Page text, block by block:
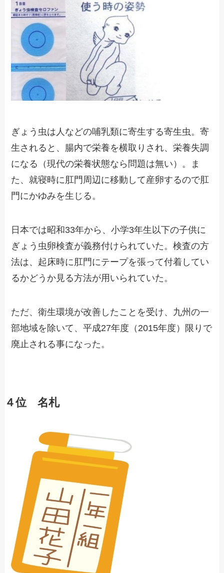
ぎょう虫は人などの哺乳類に寄生する寄生虫。寄
生されると、腸内で栄養を横取りされ、栄養失調
になる（現代の栄養状態なら問題は無い）。ま
た、就寝時に肛門周辺に移動して産卵するので肛
門にかゆみを生じる。
日本では昭和33年から、小学3年生以下の子供に
ぎょう虫卵検査が義務付けられていた。検査の方
法は、起床時に肛門にテープを張って付着してい
るかどうか見る方法が用いられていた。
ただ、衛生環境が改善したことを受け、九州の一
部地域を除いて、平成27年度（2015年度）限りで
廃止される事になった。
４位 名札